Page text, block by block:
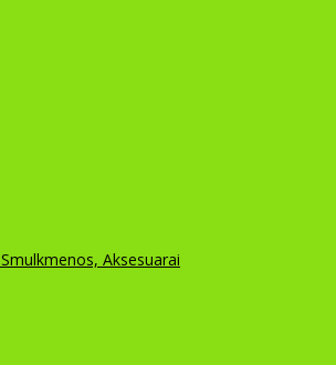
Smulkmenos, Aksesuarai